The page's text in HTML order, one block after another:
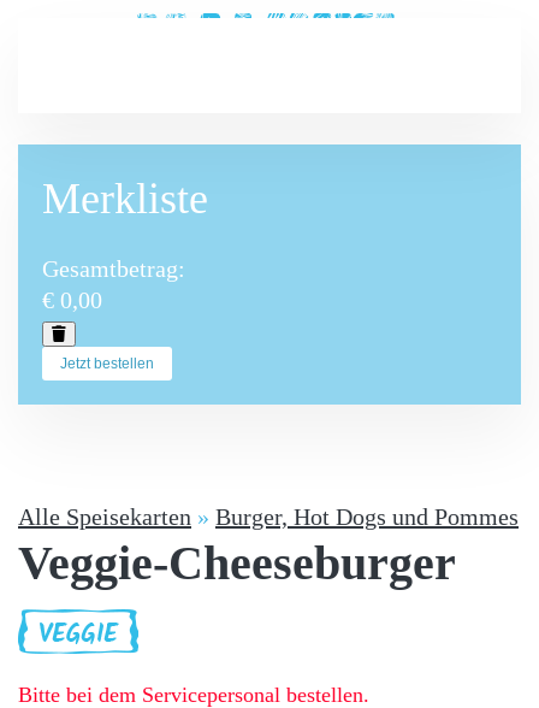
Merkliste
Gesamtbetrag:
€ 0,00
Jetzt bestellen
Alle Speisekarten » Burger, Hot Dogs und Pommes
Veggie-Cheeseburger
Bitte bei dem Servicepersonal bestellen.